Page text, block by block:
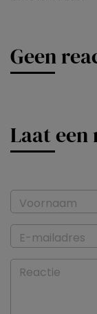
Geen
Laat
Voornaam
E-mailadres
Reactie